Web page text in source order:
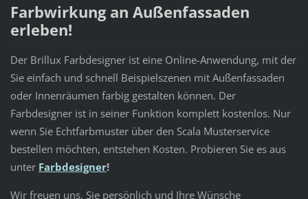
Farbwirkung an Außenfassaden
erleben!
Der Brillux Farbdesigner ist eine Online-Anwendung, mit der
Sie einfach und schnell Beispielszenen mit Außenfassaden
oder Innenräumen farbig gestalten können. Der
Farbdesigner ist in seiner Funktion komplett kostenlos. Nur
wenn Sie Echtfarbmuster über den Scala Musterservice
bestellen möchten, entstehen Kosten. Probieren Sie es aus
unter Farbdesigner!
Wir freuen uns, Sie persönlich und Ihre Wünsche